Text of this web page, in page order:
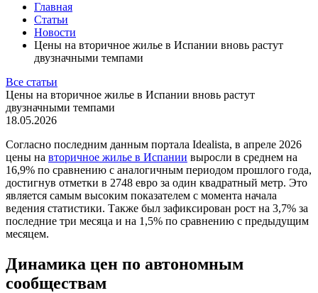
Главная
Статьи
Новости
Цены на вторичное жилье в Испании вновь растут
двузначными темпами
Все статьи
Цены на вторичное жилье в Испании вновь растут
двузначными темпами
18.05.2026
Согласно последним данным портала Idealista, в апреле 2026
цены на вторичное жилье в Испании выросли в среднем на
16,9% по сравнению с аналогичным периодом прошлого года,
достигнув отметки в 2748 евро за один квадратный метр. Это
является самым высоким показателем с момента начала
ведения статистики. Также был зафиксирован рост на 3,7% за
последние три месяца и на 1,5% по сравнению с предыдущим
месяцем.
Динамика цен по автономным
сообществам